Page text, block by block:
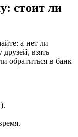
стоит ли
а нет ли
взять
обратиться в банк